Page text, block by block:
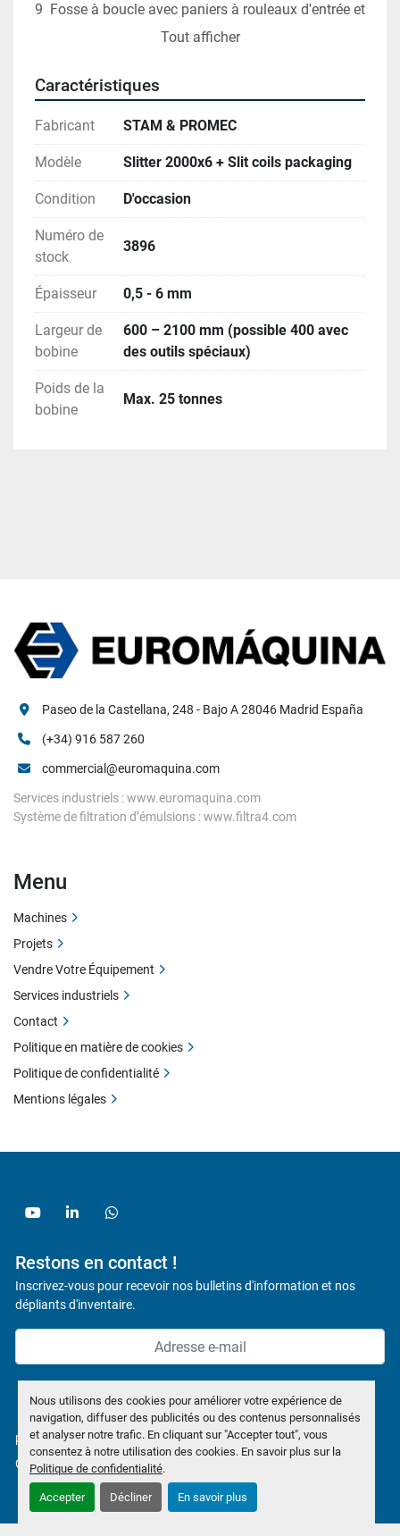
Nous utilisons des cookies pour améliorer votre expérience de
navigation, diffuser des publicités ou des contenus personnalisés
et analyser notre trafic. En cliquant sur "Accepter tout", vous
consentez à notre utilisation des cookies. En savoir plus sur la
Politique de confidentialité.
Accepter Décliner En savoir plus
9  Fosse à boucle avec paniers à rouleaux d'entrée et
d'extrémité
11 Mandrin d'enroulement.
tonnes par bras.
13 Pupitres de commande : principal, dérouleur et
enrouleur.
15 Outillage existant.
16 Ligne de conditionnement de bobines refendues.
Composée de :
		- dispositif de retournement des bobines,
		- convoyeur à rouleaux,
		- table de cerclage Signode,
		- convoyeur à rouleaux,
		- empilage des bobines.
Tout afficher
Caractéristiques
Fabricant STAM & PROMEC
Modèle Slitter 2000x6 + Slit coils packaging
Condition D'occasion
Numéro de
stock
3896
Épaisseur 0,5 - 6 mm
Largeur de
bobine
600 – 2100 mm (possible 400 avec
des outils spéciaux)
Poids de la
bobine
Max. 25 tonnes
youtubelinkedinwhatsapp
Restons en contact !
Inscrivez-vous pour recevoir nos bulletins d'information et nos
dépliants d'inventaire.
politique de confidentialité
Gérez les cookies
Paseo de la Castellana, 248 - Bajo A 28046 Madrid España
(+34) 916 587 260
commercial@euromaquina.com
Services industriels : www.euromaquina.com
Système de filtration d’émulsions : www.filtra4.com
Menu
Machines
Projets
Vendre Votre Équipement
Services industriels
Contact
Politique en matière de cookies
Politique de confidentialité
Mentions légales